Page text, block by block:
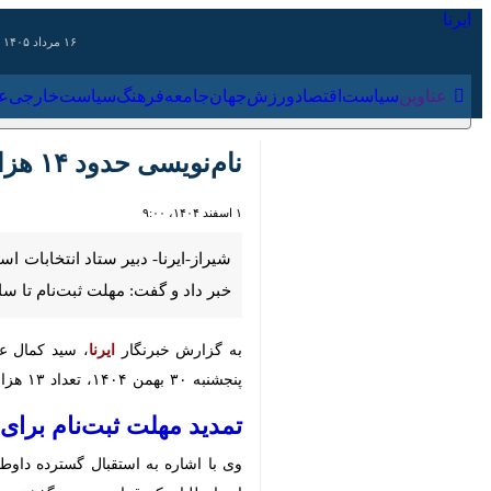
عناوین‌ سیاست اقتصاد ورزش جهان جامعه فرهنگ
نام‌نویسی حدود ۱۴ هزار داوطلب در انتخابات شوراهای اسلامی روستاهای فارس